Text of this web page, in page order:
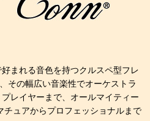
まれる音色を持つクルスペ型フレ
その幅広い音楽性でオーケストラ
レイヤーまで、オールマイティー
チュアからプロフェッショナルまで